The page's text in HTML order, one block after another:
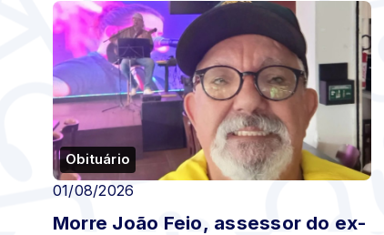
Obituário
01/08/2026
Morre João Feio, assessor do ex-